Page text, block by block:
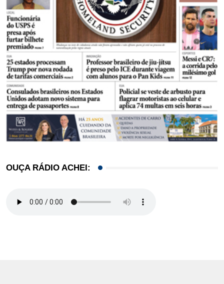
OUÇA RÁDIO ACHEI: